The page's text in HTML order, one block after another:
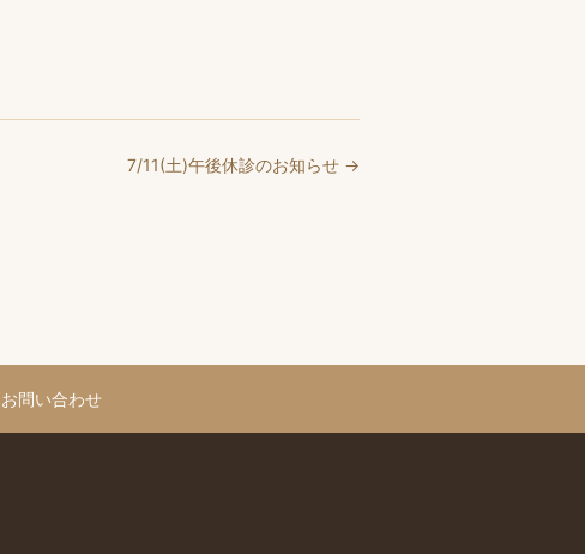
7/11(土)午後休診のお知らせ →
お問い合わせ